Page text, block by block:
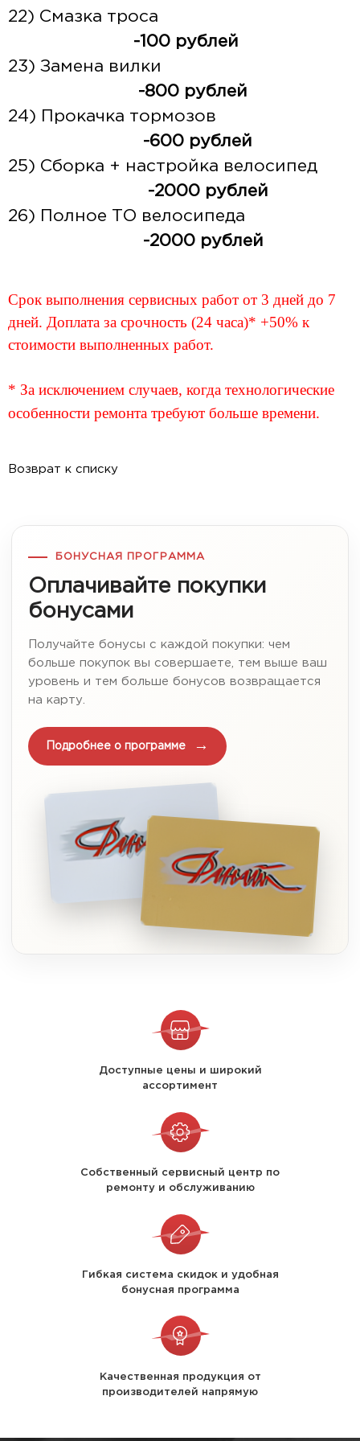
22) Смазка троса
-100 рублей
23) Замена вилки
-800 рублей
24) Прокачка тормозов
-600 рублей
25) Сборка + настройка велосипед
-2000 рублей
26) Полное ТО велосипеда
-2000 рублей
Срок выполнения сервисных работ от 3 дней до 7
дней. Доплата за срочность (24 часа)* +50% к
стоимости выполненных работ.
* За исключением случаев, когда технологические
особенности ремонта требуют больше времени.
Возврат к списку
БОНУСНАЯ ПРОГРАММА
Оплачивайте покупки
бонусами
Получайте бонусы с каждой покупки: чем
больше покупок вы совершаете, тем выше ваш
уровень и тем больше бонусов возвращается
на карту.
Подробнее о программе
Доступные цены и широкий
ассортимент
Собственный сервисный центр по
ремонту и обслуживанию
Гибкая система скидок и удобная
бонусная программа
Качественная продукция от
производителей напрямую